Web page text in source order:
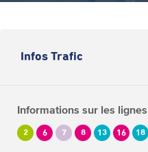
Infos Trafic
Informations sur les lignes
2 6 7 8 13 16 18